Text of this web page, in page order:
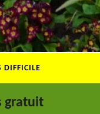
DIFFICILE
gratuit